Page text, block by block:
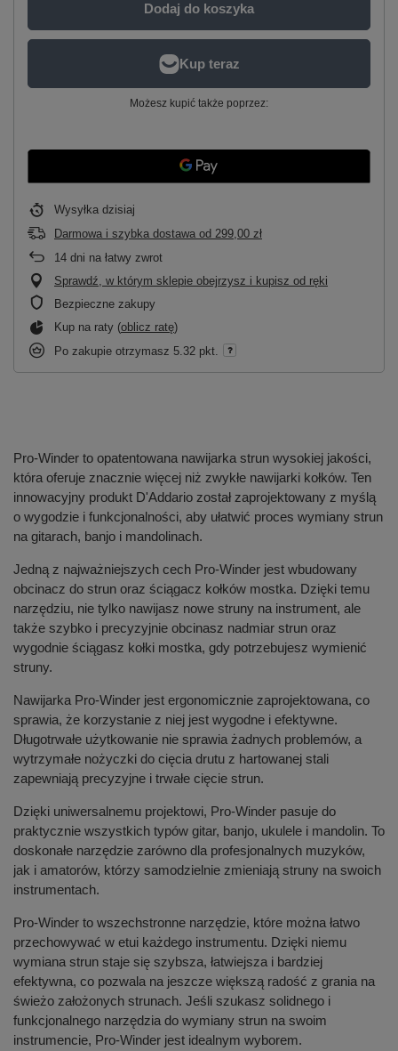
Dodaj do koszyka
Możesz kupić także poprzez:
Wysyłka dzisiaj
Darmowa i szybka dostawa od 299,00 zł
14 dni na łatwy zwrot
Sprawdź, w którym sklepie obejrzysz i kupisz od ręki
Bezpieczne zakupy
Kup na raty (oblicz ratę)
Po zakupie otrzymasz 5.32 pkt.
Pro-Winder to opatentowana nawijarka strun wysokiej jakości,
która oferuje znacznie więcej niż zwykłe nawijarki kołków. Ten
innowacyjny produkt D'Addario został zaprojektowany z myślą
o wygodzie i funkcjonalności, aby ułatwić proces wymiany strun
na gitarach, banjo i mandolinach.
Jedną z najważniejszych cech Pro-Winder jest wbudowany
obcinacz do strun oraz ściągacz kołków mostka. Dzięki temu
narzędziu, nie tylko nawijasz nowe struny na instrument, ale
także szybko i precyzyjnie obcinasz nadmiar strun oraz
wygodnie ściągasz kołki mostka, gdy potrzebujesz wymienić
struny.
Nawijarka Pro-Winder jest ergonomicznie zaprojektowana, co
sprawia, że korzystanie z niej jest wygodne i efektywne.
Długotrwałe użytkowanie nie sprawia żadnych problemów, a
wytrzymałe nożyczki do cięcia drutu z hartowanej stali
zapewniają precyzyjne i trwałe cięcie strun.
Dzięki uniwersalnemu projektowi, Pro-Winder pasuje do
praktycznie wszystkich typów gitar, banjo, ukulele i mandolin. To
doskonałe narzędzie zarówno dla profesjonalnych muzyków,
jak i amatorów, którzy samodzielnie zmieniają struny na swoich
instrumentach.
Pro-Winder to wszechstronne narzędzie, które można łatwo
przechowywać w etui każdego instrumentu. Dzięki niemu
wymiana strun staje się szybsza, łatwiejsza i bardziej
efektywna, co pozwala na jeszcze większą radość z grania na
świeżo założonych strunach. Jeśli szukasz solidnego i
funkcjonalnego narzędzia do wymiany strun na swoim
instrumencie, Pro-Winder jest idealnym wyborem.